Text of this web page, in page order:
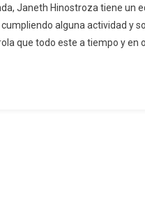
Hinostroza
“Soy
VALIENTE,
Janeth Hinostroza tiene un
alguna actividad y
que todo este a tiempo y en